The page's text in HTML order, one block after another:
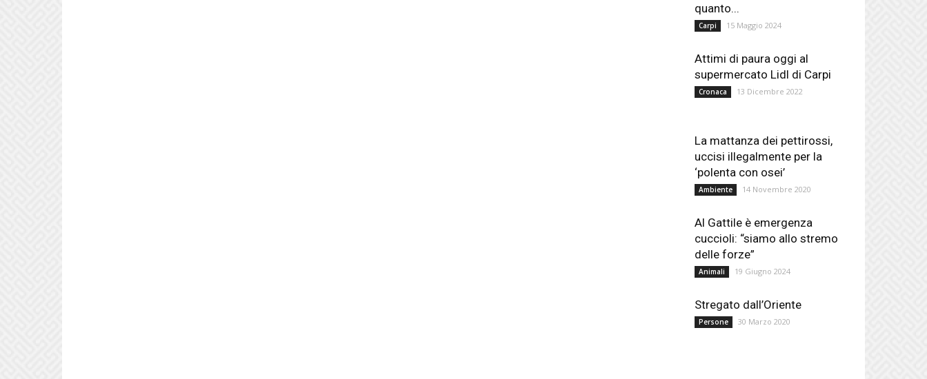
quanto...
Carpi 15 Maggio 2024
Attimi di paura oggi al
supermercato Lidl di Carpi
Cronaca 13 Dicembre 2022
La mattanza dei pettirossi,
uccisi illegalmente per la
‘polenta con osei’
Ambiente 14 Novembre 2020
Al Gattile è emergenza
cuccioli: “siamo allo stremo
delle forze”
Animali 19 Giugno 2024
Stregato dall’Oriente
Persone 30 Marzo 2020